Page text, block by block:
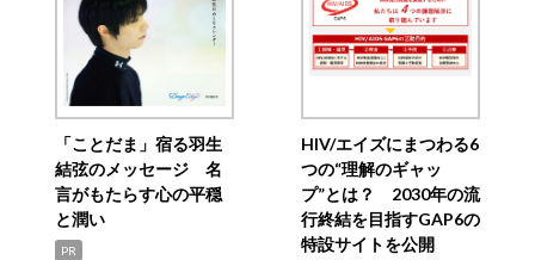
「ことだま」宿る羽生
結弦のメッセージ 名
言がもたらす心の平穏
と潤い
PR
HIV/エイズにまつわる6
つの“理解のギャッ
プ”とは？ 2030年の流
行終結を目指すGAP6の
特設サイトを公開